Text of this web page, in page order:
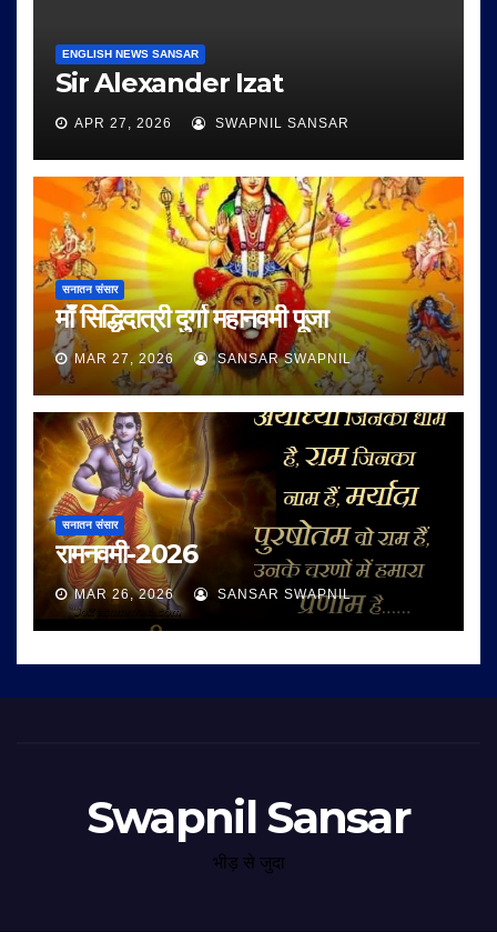
ENGLISH NEWS SANSAR
Sir Alexander Izat
APR 27, 2026 SWAPNIL SANSAR
सनातन संसार
माँ सिद्धिदात्री दुर्गा महानवमी पूजा
MAR 27, 2026 SANSAR SWAPNIL
सनातन संसार
रामनवमी-2026
MAR 26, 2026 SANSAR SWAPNIL
Swapnil Sansar
भीड़ से जुदा